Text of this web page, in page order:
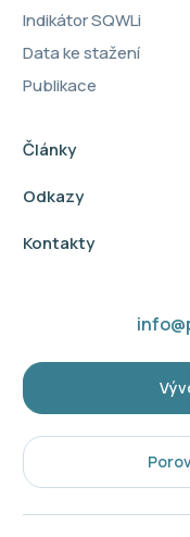
Indikátor SQWLi
Data ke stažení
Publikace
Články
Odkazy
Kontakty